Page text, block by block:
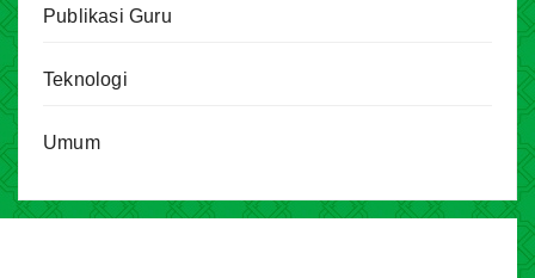
Publikasi Guru
Teknologi
Umum